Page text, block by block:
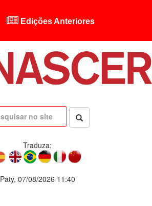
Edições Anteriores
Traduza:
Paty, 07/08/2026 11:40